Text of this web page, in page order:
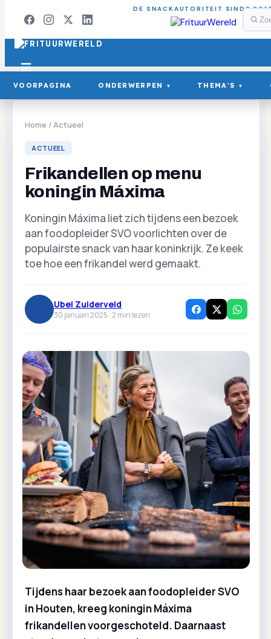
DE SNACKAUTORITEIT SINDS
VOORPAGINA ONDERWERPEN ▾ THEMA'S ▾
Home /Actueel
ACTUEEL
Frikandellen op menu
koningin Máxima
Koningin Máxima liet zich tijdens een bezoek
aan foodopleider SVO voorlichten over de
populairste snack van haar koninkrijk. Ze keek
toe hoe een frikandel werd gemaakt.
Ubel Zuiderveld
30 januari 2025 ·2 min lezen
Tijdens haar bezoek aan foodopleider SVO
in Houten, kreeg koningin Máxima
frikandellen voorgeschoteld. Daarnaast